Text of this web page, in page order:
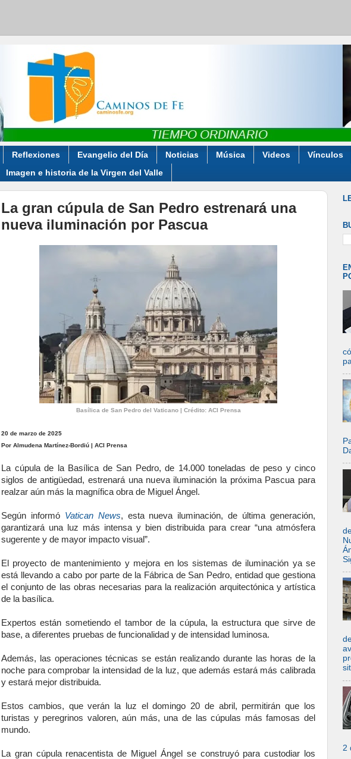
Reflexiones Evangelio del Día Noticias Música Videos Vínculos
Imagen e historia de la Virgen del Valle
La gran cúpula de San Pedro estrenará una
nueva iluminación por Pascua
Basílica de San Pedro del Vaticano | Crédito: ACI Prensa
20 de marzo de 2025
Por Almudena Martínez-Bordiú | ACI Prensa
La cúpula de la Basílica de San Pedro, de 14.000 toneladas de peso y cinco
siglos de antigüedad, estrenará una nueva iluminación la próxima Pascua para
realzar aún más la magnífica obra de Miguel Ángel.
Según informó Vatican News, esta nueva iluminación, de última generación,
garantizará una luz más intensa y bien distribuida para crear “una atmósfera
sugerente y de mayor impacto visual”.
El proyecto de mantenimiento y mejora en los sistemas de iluminación ya se
está llevando a cabo por parte de la Fábrica de San Pedro, entidad que gestiona
el conjunto de las obras necesarias para la realización arquitectónica y artística
de la basílica.
Expertos están sometiendo el tambor de la cúpula, la estructura que sirve de
base, a diferentes pruebas de funcionalidad y de intensidad luminosa.
Además, las operaciones técnicas se están realizando durante las horas de la
noche para comprobar la intensidad de la luz, que además estará más calibrada
y estará mejor distribuida.
Estos cambios, que verán la luz el domingo 20 de abril, permitirán que los
turistas y peregrinos valoren, aún más, una de las cúpulas más famosas del
mundo.
La gran cúpula renacentista de Miguel Ángel se construyó para custodiar los
2